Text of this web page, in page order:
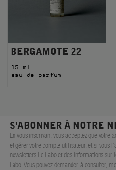
BERGAMOTE 22
15 ml
eau de parfum
S'ABONNER À NOTRE
En vous inscrivan, vous acceptez que votre
et gérer votre compte utilisateur, et si vous
newsletters Le Labo et des informations sur
Labo. Vous pouvez demander à consulter,